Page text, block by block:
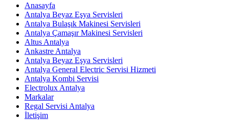
Anasayfa
Antalya Beyaz Eşya Servisleri
Antalya Bulaşık Makinesi Servisleri
Antalya Çamaşır Makinesi Servisleri
Altus Antalya
Ankastre Antalya
Antalya Beyaz Eşya Servisleri
Antalya General Electric Servisi Hizmeti
Antalya Kombi Servisi
Electrolux Antalya
Markalar
Regal Servisi Antalya
İletişim